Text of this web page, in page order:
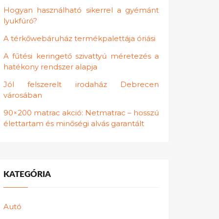
Hogyan használható sikerrel a gyémánt
lyukfúró?
A térkőwebáruház termékpalettája óriási
A fűtési keringető szivattyú méretezés a
hatékony rendszer alapja
Jól felszerelt irodaház Debrecen
városában
90×200 matrac akció: Netmatrac – hosszú
élettartam és minőségi alvás garantált
KATEGÓRIA
Autó